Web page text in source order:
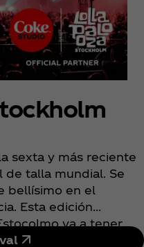
sexta y más reciente
de talla mundial. Se
bellísimo en el
Esta edición
va a tener
innovadoras,